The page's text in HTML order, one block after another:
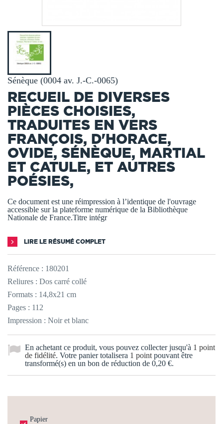
Sénèque (0004 av. J.-C.-0065)
RECUEIL DE DIVERSES
PIÈCES CHOISIES,
TRADUITES EN VERS
FRANÇOIS, D'HORACE,
OVIDE, SÉNÈQUE, MARTIAL
ET CATULE, ET AUTRES
POÉSIES,
Ce document est une réimpression à l’identique de l'ouvrage
accessible sur la plateforme numérique de la Bibliothèque
Nationale de France.Titre intégr
LIRE LE RÉSUMÉ COMPLET
Référence : 180201
Reliures : Dos carré collé
Formats : 14,8x21 cm
Pages : 112
Impression : Noir et blanc
En achetant ce produit, vous pouvez collecter jusqu'à 1 point
de fidélité. Votre panier totalisera 1 point pouvant être
transformé(s) en un bon de réduction de 0,20 €.
Papier